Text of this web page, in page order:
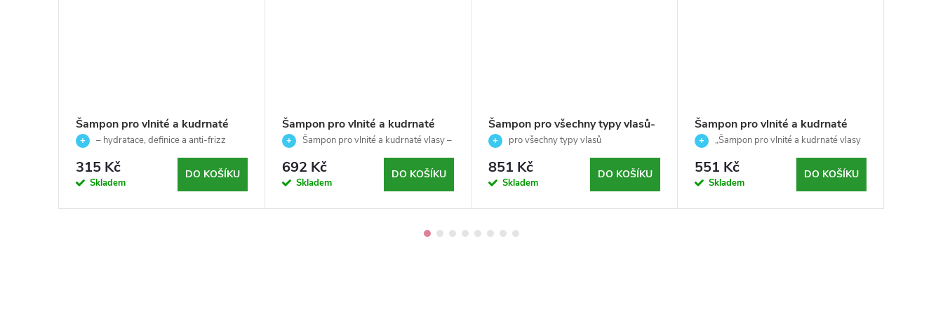
Šampon pro vlnité a kudrnaté
vlasy - Echosline - 300 ml
– hydratace, definice a anti-frizz
315 Kč
Skladem
DO KOŠÍKU
Šampon pro vlnité a kudrnaté
vlasy -Curego curly- AlterEgo -
950ml
Šampon pro vlnité a kudrnaté vlasy –
definice, hydratace a hebkost vln
692 Kč
Skladem
DO KOŠÍKU
Šampon pro všechny typy vlasů-
UNIQ ONE-Revlon Professional-
490ml
pro všechny typy vlasů
851 Kč
Skladem
DO KOŠÍKU
Šampon pro vlnité a kudrnaté
vlasy-RE/START Curls -Revlon
Professional-250ml
„Šampon pro vlnité a kudrnaté vlasy
551 Kč
Skladem
DO KOŠÍKU